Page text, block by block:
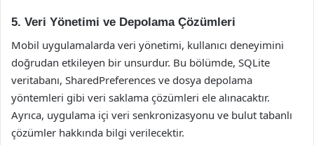
5. Veri Yönetimi ve Depolama Çözümleri
Mobil uygulamalarda veri yönetimi, kullanıcı deneyimini
doğrudan etkileyen bir unsurdur. Bu bölümde, SQLite
veritabanı, SharedPreferences ve dosya depolama
yöntemleri gibi veri saklama çözümleri ele alınacaktır.
Ayrıca, uygulama içi veri senkronizasyonu ve bulut tabanlı
çözümler hakkında bilgi verilecektir.